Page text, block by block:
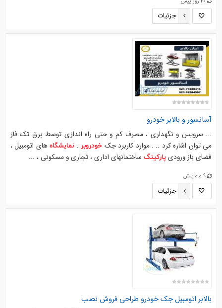
جزئیات
آسانسور و بالابرخودرو
... سرویس و نگهداری ، مصرف کم و حتی راه اندازی توسط برق تک فاز
می توان اشاره کرد .. . موارد کاربرد جک خودروبر. نمایشگاههای اتومبیل ،
فضای باز ورودی پارکینگساختمانهای اداری ، تجاری و مسکونی ، ...
9 ماه پیش
جزئیات
بالابر اتومبیل جکخودرو طراحی فروش نصب